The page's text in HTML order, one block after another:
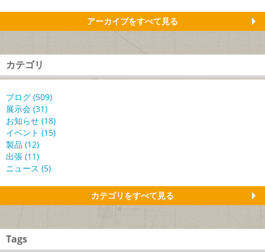
アーカイブをすべて見る
カテゴリ
ブログ (509)
展示会 (31)
お知らせ (18)
イベント (15)
製品 (12)
出張 (11)
ニュース (5)
カテゴリをすべて見る
Tags